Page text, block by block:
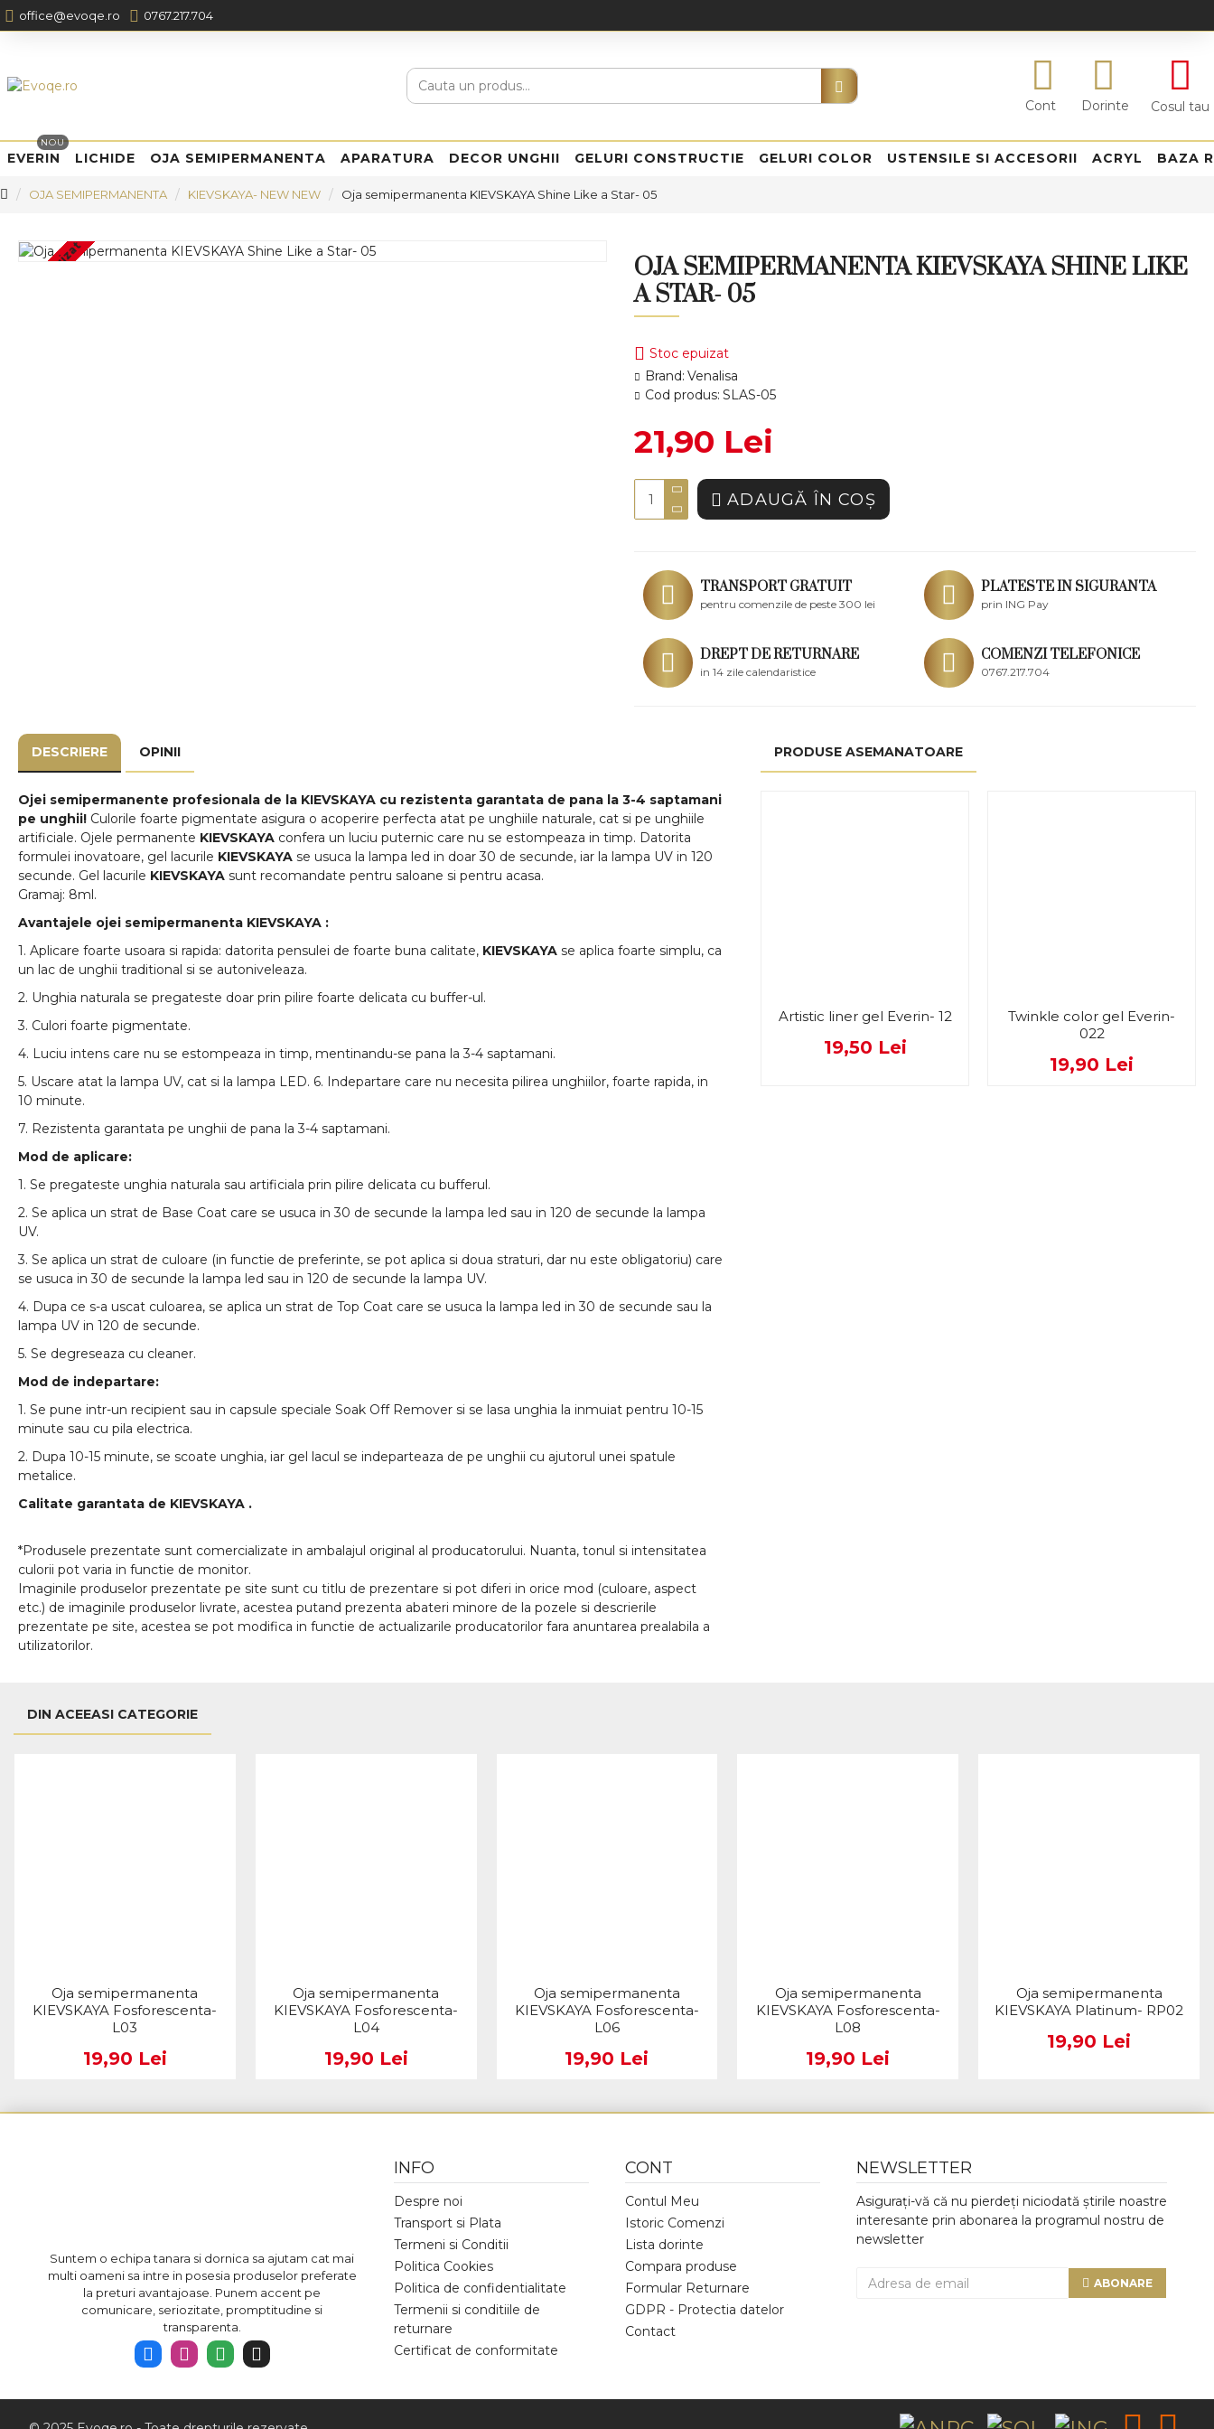
office@evoqe.ro 0767.217.704
Cont Dorinte Cosul tau
EVERIN
NOU
LICHIDE OJA SEMIPERMANENTA APARATURA DECOR UNGHII GELURI CONSTRUCTIE GELURI COLOR USTENSILE SI ACCESORII ACRYL BAZA
OJA SEMIPERMANENTA KIEVSKAYA- NEW NEW Oja semipermanenta KIEVSKAYA Shine Like a Star- 05
Stoc epuizat
OJA SEMIPERMANENTA KIEVSKAYA SHINE LIKE
A STAR- 05
Stoc epuizat
Brand: Venalisa
Cod produs: SLAS-05
21,90 Lei
ADAUGĂ ÎN COŞ
TRANSPORT GRATUIT
pentru comenzile de peste 300 lei
PLATESTE IN SIGURANTA
prin ING Pay
DREPT DE RETURNARE
in 14 zile calendaristice
COMENZI TELEFONICE
0767.217.704
DESCRIERE OPINII
Ojei semipermanente profesionala de la KIEVSKAYA cu rezistenta garantata de pana la 3-4 saptamani
pe unghii! Culorile foarte pigmentate asigura o acoperire perfecta atat pe unghiile naturale, cat si pe unghiile
artificiale. Ojele permanente KIEVSKAYA confera un luciu puternic care nu se estompeaza in timp. Datorita
formulei inovatoare, gel lacurile KIEVSKAYA se usuca la lampa led in doar 30 de secunde, iar la lampa UV in 120
secunde. Gel lacurile KIEVSKAYA sunt recomandate pentru saloane si pentru acasa.
Gramaj: 8ml.
Avantajele ojei semipermanenta KIEVSKAYA :
1. Aplicare foarte usoara si rapida: datorita pensulei de foarte buna calitate, KIEVSKAYA se aplica foarte simplu, ca
un lac de unghii traditional si se autoniveleaza.
2. Unghia naturala se pregateste doar prin pilire foarte delicata cu buffer-ul.
3. Culori foarte pigmentate.
4. Luciu intens care nu se estompeaza in timp, mentinandu-se pana la 3-4 saptamani.
5. Uscare atat la lampa UV, cat si la lampa LED. 6. Indepartare care nu necesita pilirea unghiilor, foarte rapida, in
10 minute.
7. Rezistenta garantata pe unghii de pana la 3-4 saptamani.
Mod de aplicare:
1. Se pregateste unghia naturala sau artificiala prin pilire delicata cu bufferul.
2. Se aplica un strat de Base Coat care se usuca in 30 de secunde la lampa led sau in 120 de secunde la lampa
UV.
3. Se aplica un strat de culoare (in functie de preferinte, se pot aplica si doua straturi, dar nu este obligatoriu) care
se usuca in 30 de secunde la lampa led sau in 120 de secunde la lampa UV.
4. Dupa ce s-a uscat culoarea, se aplica un strat de Top Coat care se usuca la lampa led in 30 de secunde sau la
lampa UV in 120 de secunde.
5. Se degreseaza cu cleaner.
Mod de indepartare:
1. Se pune intr-un recipient sau in capsule speciale Soak Off Remover si se lasa unghia la inmuiat pentru 10-15
minute sau cu pila electrica.
2. Dupa 10-15 minute, se scoate unghia, iar gel lacul se indeparteaza de pe unghii cu ajutorul unei spatule
metalice.
Calitate garantata de KIEVSKAYA .
*Produsele prezentate sunt comercializate in ambalajul original al producatorului. Nuanta, tonul si intensitatea
culorii pot varia in functie de monitor.
Imaginile produselor prezentate pe site sunt cu titlu de prezentare si pot diferi in orice mod (culoare, aspect
etc.) de imaginile produselor livrate, acestea putand prezenta abateri minore de la pozele si descrierile
prezentate pe site, acestea se pot modifica in functie de actualizarile producatorilor fara anuntarea prealabila a
utilizatorilor.
PRODUSE ASEMANATOARE
Artistic liner gel Everin- 12
19,50 Lei
Twinkle color gel Everin-
022
19,90 Lei
DIN ACEEASI CATEGORIE
Oja semipermanenta
KIEVSKAYA Fosforescenta-
L03
19,90 Lei
Oja semipermanenta
KIEVSKAYA Fosforescenta-
L04
19,90 Lei
Oja semipermanenta
KIEVSKAYA Fosforescenta-
L06
19,90 Lei
Oja semipermanenta
KIEVSKAYA Fosforescenta-
L08
19,90 Lei
Oja semipermanenta
KIEVSKAYA Platinum- RP02
19,90 Lei
Suntem o echipa tanara si dornica sa ajutam cat mai
multi oameni sa intre in posesia produselor preferate
la preturi avantajoase. Punem accent pe
comunicare, seriozitate, promptitudine si
transparenta.
INFO
Despre noi
Transport si Plata
Termeni si Conditii
Politica Cookies
Politica de confidentialitate
Termenii si conditiile de
returnare
Certificat de conformitate
CONT
Contul Meu
Istoric Comenzi
Lista dorinte
Compara produse
Formular Returnare
GDPR - Protectia datelor
Contact
NEWSLETTER
Asigurați-vă că nu pierdeți niciodată știrile noastre
interesante prin abonarea la programul nostru de
newsletter
ABONARE